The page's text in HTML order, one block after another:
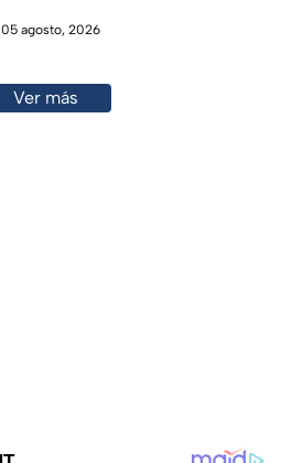
05 agosto, 2026
Ver más